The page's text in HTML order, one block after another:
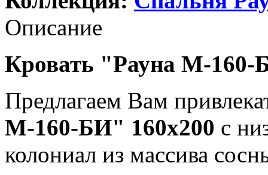
Описание
Кровать "Рауна M-160-
Предлагаем Вам
М-160-БИ" 160x200 с
колониал из массива